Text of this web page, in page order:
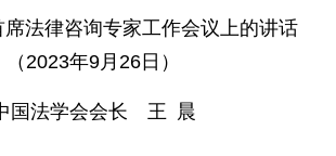
法律咨询专家工作会议上的讲话
（2023年9月26日）
国法学会会长 王 晨